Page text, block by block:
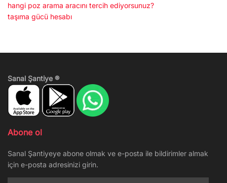
hangi poz arama aracını tercih ediyorsunuz?
taşıma gücü hesabı
Sanal Şantiye ®
Abone ol
Sanal Şantiyeye abone olmak ve e-posta ile bildirimler almak
için e-posta adresinizi girin.